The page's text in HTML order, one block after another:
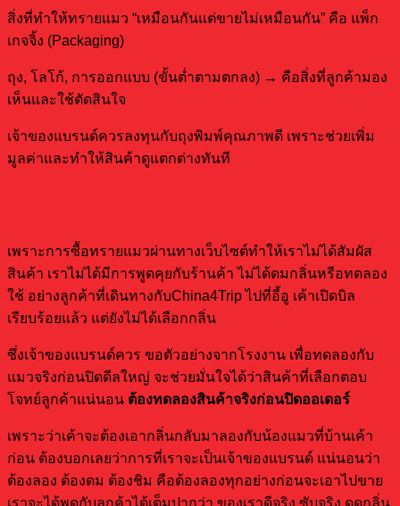
สิ่งที่ทำให้ทรายแมว “เหมือนกันแต่ขายไม่เหมือนกัน” คือ แพ็ก
เกจจิ้ง (Packaging)
ถุง, โลโก้, การออกแบบ (ขั้นต่ำตามตกลง) → คือสิ่งที่ลูกค้ามอง
เห็นและใช้ตัดสินใจ
เจ้าของแบรนด์ควรลงทุนกับถุงพิมพ์คุณภาพดี เพราะช่วยเพิ่ม
มูลค่าและทำให้สินค้าดูแตกต่างทันที
เพราะการซื้อทรายแมวผ่านทางเว็บไซต์ทำให้เราไม่ได้สัมผัส
สินค้า เราไม่ได้มีการพูดคุยกับร้านค้า ไม่ได้ดมกลิ่นหรือทดลอง
ใช้ อย่างลูกค้าที่เดินทางกับChina4Trip ไปที่อี้อู เค้าเปิดบิล
เรียบร้อยแล้ว แต่ยังไม่ได้เลือกกลิ่น
ซึ่งเจ้าของแบรนด์ควร ขอตัวอย่างจากโรงงาน เพื่อทดลองกับ
แมวจริงก่อนปิดดีลใหญ่ จะช่วยมั่นใจได้ว่าสินค้าที่เลือกตอบ
โจทย์ลูกค้าแน่นอน ต้องทดลองสินค้าจริงก่อนปิดออเดอร์
เพราะว่าเค้าจะต้องเอากลิ่นกลับมาลองกับน้องแมวที่บ้านเค้า
ก่อน ต้องบอกเลยว่าการที่เราจะเป็นเจ้าของแบรนด์ แน่นอนว่า
ต้องลอง ต้องดม ต้องชิม คือต้องลองทุกอย่างก่อนจะเอาไปขาย
เราจะได้พูดกับลูกค้าได้เต็มปากว่า ของเราดีจริง ซับจริง ดูดกลิ่น